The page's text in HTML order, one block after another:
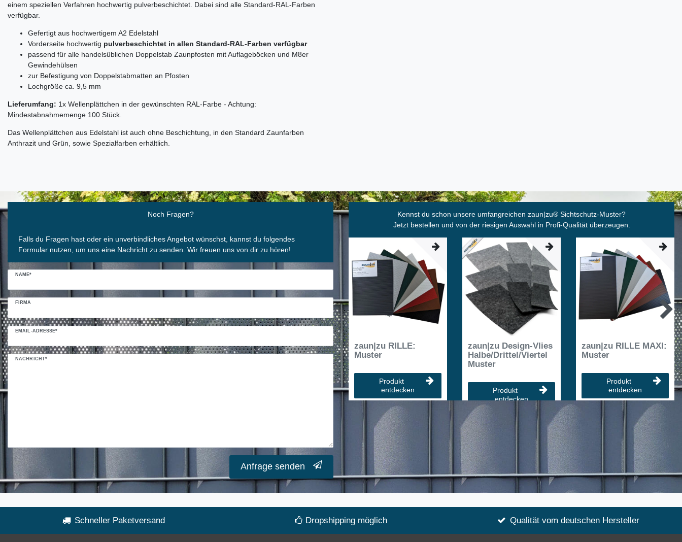
einem speziellen Verfahren hochwertig pulverbeschichtet. Dabei sind alle Standard-RAL-Farben
verfügbar.
Gefertigt aus hochwertigem A2 Edelstahl
Vorderseite hochwertig pulverbeschichtet in allen Standard-RAL-Farben verfügbar
passend für alle handelsüblichen Doppelstab Zaunpfosten mit Auflageböcken und M8er
Gewindehülsen
zur Befestigung von Doppelstabmatten an Pfosten
Lochgröße ca. 9,5 mm
Lieferumfang: 1x Wellenplättchen in der gewünschten RAL-Farbe - Achtung:
Mindestabnahmemenge 100 Stück.
Das Wellenplättchen aus Edelstahl ist auch ohne Beschichtung, in den Standard Zaunfarben
Anthrazit und Grün, sowie Spezialfarben erhältlich.
Noch Fragen?
Falls du Fragen hast oder ein unverbindliches Angebot wünschst, kannst du folgendes
Formular nutzen, um uns eine Nachricht zu senden. Wir freuen uns von dir zu hören!
NAME*
FIRMA
EMAIL-ADRESSE*
NACHRICHT*
Ceres::Template.mailFormHoneypotLabel
Anfrage senden
Kennst du schon unsere umfangreichen zaun|zu® Sichtschutz-Muster?
Jetzt bestellen und von der riesigen Auswahl in Profi-Qualität überzeugen.
zaun|zu RILLE:
Muster
Produkt
entdecken
zaun|zu Design-Vlies
Halbe/Drittel/Viertel
Muster
Produkt
entdecken
zaun|zu RILLE MAXI:
Muster
Produkt
entdecken
Schneller Paketversand Dropshipping möglich Qualität vom deutschen Hersteller